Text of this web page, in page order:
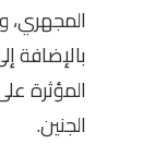
المجهري،
بالإضافة
المؤثرة
الجنين.